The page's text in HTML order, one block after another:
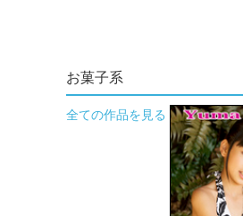
お菓子系
全ての作品を見る